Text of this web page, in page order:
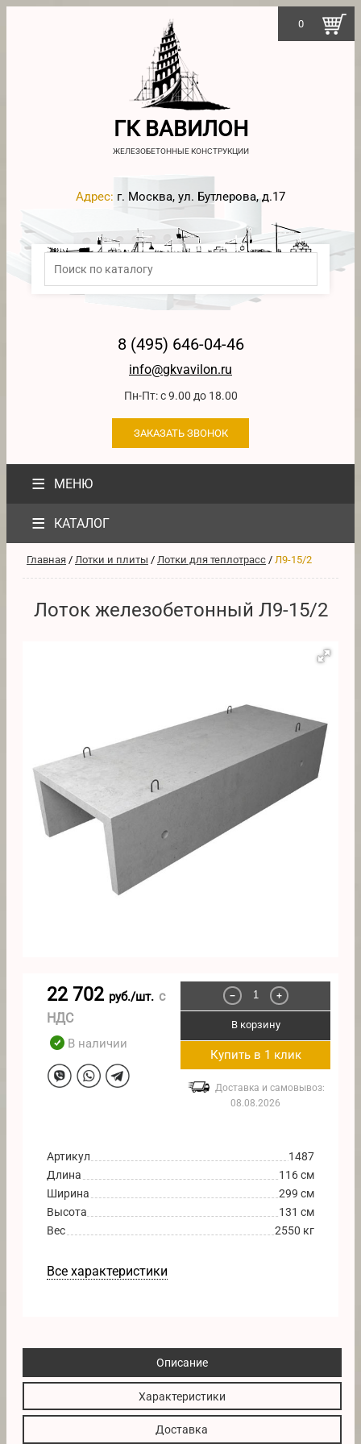
ГК ВАВИЛОН
ЖЕЛЕЗОБЕТОННЫЕ КОНСТРУКЦИИ
Адрес: г. Москва, ул. Бутлерова, д.17
8 (495) 646-04-46
info@gkvavilon.ru
Пн-Пт: с 9.00 до 18.00
ЗАКАЗАТЬ ЗВОНОК
≡ МЕНЮ
0
≡ КАТАЛОГ
Главная / Лотки и плиты / Лотки для теплотрасс / Л9-15/2
Лоток железобетонный Л9-15/2
22 702 руб./шт. с
НДС
В наличии
− +
В корзину
Купить в 1 клик
Доставка и самовывоз:
08.08.2026
Артикул
1487
Длина
116 см
Ширина
299 см
Высота
131 см
Вес
2550 кг
Все характеристики
Описание
Характеристики
Доставка